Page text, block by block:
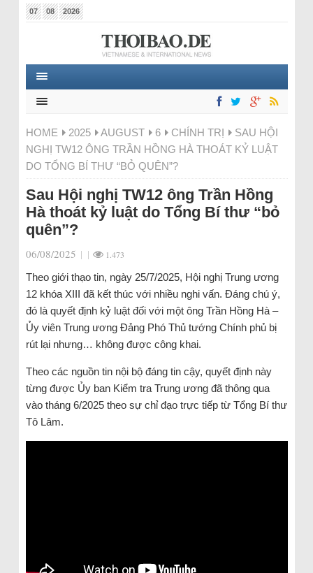
07 08 2026
HOME 2025 AUGUST 6 CHÍNH TRỊ
SAU HỘI
NGHỊ TW12 ÔNG TRẦN HỒNG HÀ THOÁT KỶ LUẬT
DO TỔNG BÍ THƯ “BỎ QUÊN”?
Sau Hội nghị TW12 ông Trần Hồng
Hà thoát kỷ luật do Tổng Bí thư “bỏ
quên”?
06/08/2025 | | 1.473
Theo giới thạo tin, ngày 25/7/2025, Hội nghị Trung ương
12 khóa XIII đã kết thúc với nhiều nghi vấn. Đáng chú ý,
đó là quyết định kỷ luật đối với một ông Trần Hồng Hà –
Ủy viên Trung ương Đảng Phó Thủ tướng Chính phủ bị
rút lại nhưng… không được công khai.
Theo các nguồn tin nội bộ đáng tin cậy, quyết định này
từng được Ủy ban Kiểm tra Trung ương đã thông qua
vào tháng 6/2025 theo sự chỉ đạo trực tiếp từ Tổng Bí thư
Tô Lâm.